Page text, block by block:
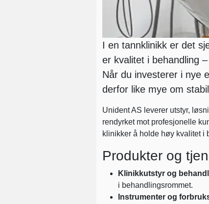
I en tannklinikk er det
er kvalitet i behandling
Når du investerer i nye
derfor like mye om
Unident AS leverer utstyr,
rendyrket mot profesjonelle
klinikker å holde høy kvalitet i
Produkter og
Klinikkutstyr og
i behandlingsrommet.
Instrumenter og